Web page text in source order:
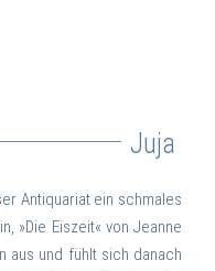
Juja
Antiquariat ein schmales
»Die Eiszeit« von Jeanne
aus und fühlt sich danach